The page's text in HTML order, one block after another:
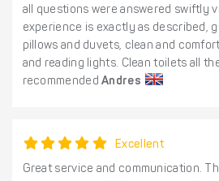
all questions were answered swiftly
experience is exactly as described,
pillows and duvets, clean and
and reading lights. Clean toilets all
recommendedAndres
Excellent
Great service and communication.